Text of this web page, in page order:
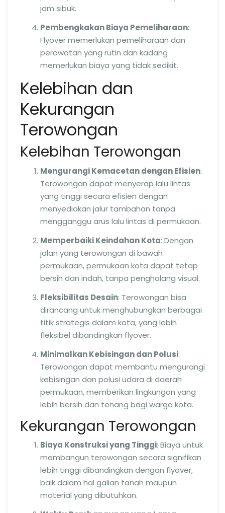
jam sibuk.
Pembengkakan Biaya Pemeliharaan:
Flyover memerlukan pemeliharaan dan
perawatan yang rutin dan kadang
memerlukan biaya yang tidak sedikit.
Kelebihan dan
Kekurangan
Terowongan
Kelebihan Terowongan
Mengurangi Kemacetan dengan Efisien:
Terowongan dapat menyerap lalu lintas
yang tinggi secara efisien dengan
menyediakan jalur tambahan tanpa
mengganggu arus lalu lintas di permukaan.
Memperbaiki Keindahan Kota: Dengan
jalan yang terowongan di bawah
permukaan, permukaan kota dapat tetap
bersih dan indah, tanpa penghalang visual.
Fleksibilitas Desain: Terowongan bisa
dirancang untuk menghubungkan berbagai
titik strategis dalam kota, yang lebih
fleksibel dibandingkan flyover.
Minimalkan Kebisingan dan Polusi:
Terowongan dapat membantu mengurangi
kebisingan dan polusi udara di daerah
permukaan, memberikan lingkungan yang
lebih bersih dan tenang bagi warga kota.
Kekurangan Terowongan
Biaya Konstruksi yang Tinggi: Biaya untuk
membangun terowongan secara signifikan
lebih tinggi dibandingkan dengan flyover,
baik dalam hal galian tanah maupun
material yang dibutuhkan.